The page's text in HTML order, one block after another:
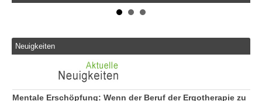
Neuigkeiten
Mentale Erschöpfung: Wenn der Beruf der Ergotherapie zu